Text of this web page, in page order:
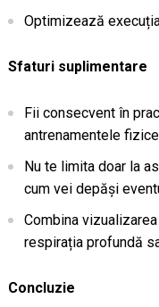
Optimizează
Sfaturi suplimentare
Fii consecvent în
antrenamentele
Nu te limita doar la
cum vei depăși
Combina
respirația profundă
Concluzie